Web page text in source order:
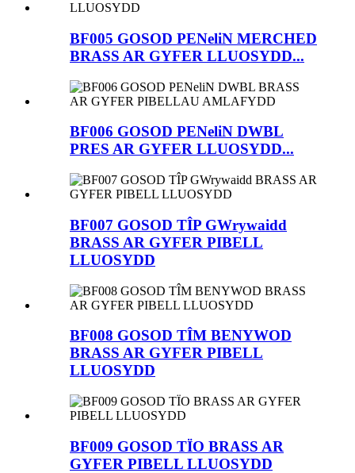
BF005 GOSOD PENeliN MERCHED
BRASS AR GYFER LLUOSYDD...
BF006 GOSOD PENeliN DWBL
PRES AR GYFER LLUOSYDD...
BF007 GOSOD TÎP GWrywaidd
BRASS AR GYFER PIBELL
LLUOSYDD
BF008 GOSOD TÎM BENYWOD
BRASS AR GYFER PIBELL
LLUOSYDD
BF009 GOSOD TÏO BRASS AR
GYFER PIBELL LLUOSYDD